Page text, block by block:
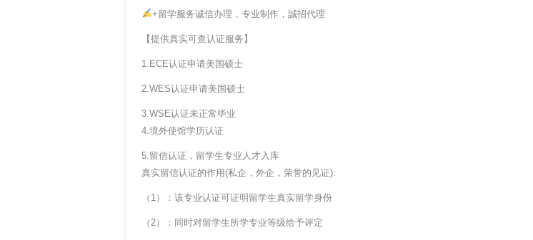
+留学服务诚信办理，专业制作，誠招代理
【提供真实可查认证服务】
1.ECE认证申请美国硕士
2.WES认证申请美国硕士
3.WSE认证未正常毕业
4.境外使馆学历认证
5.留信认证，留学生专业人才入库
真实留信认证的作用(私企，外企，荣誉的见证):
（1）：该专业认证可证明留学生真实留学身份
（2）：同时对留学生所学专业等级给予评定